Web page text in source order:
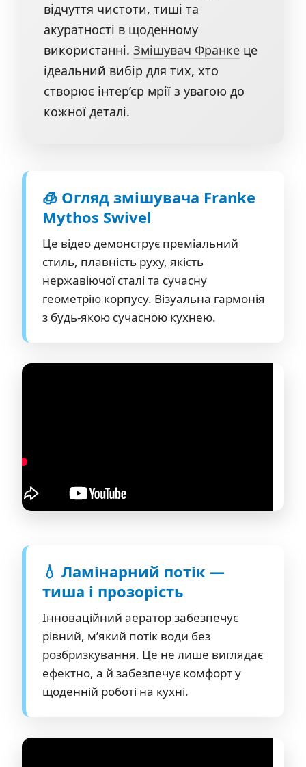
відчуття чистоти, тиші та
акуратності в щоденному
використанні. Змішувач Франке це
ідеальний вибір для тих, хто
створює інтер’єр мрії з увагою до
кожної деталі.
🧊 Огляд змішувача Franke
Mythos Swivel
Це відео демонструє преміальний
стиль, плавність руху, якість
нержавіючої сталі та сучасну
геометрію корпусу. Візуальна гармонія
з будь-якою сучасною кухнею.
💧 Ламінарний потік —
тиша і прозорість
Інноваційний аератор забезпечує
рівний, м’який потік води без
розбризкування. Це не лише виглядає
ефектно, а й забезпечує комфорт у
щоденній роботі на кухні.